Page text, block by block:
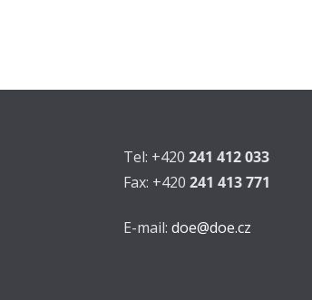
Tel: +420 241 412 033
Fax: +420 241 413 771
E-mail: doe@doe.cz